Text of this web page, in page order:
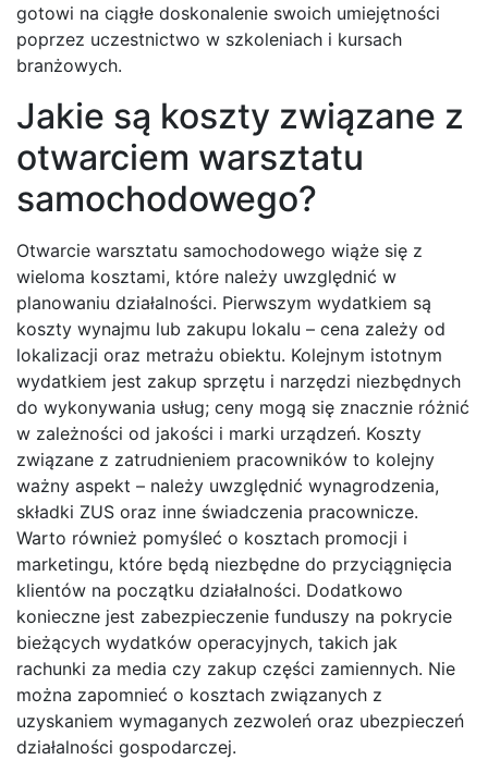
gotowi na ciągłe doskonalenie swoich umiejętności
poprzez uczestnictwo w szkoleniach i kursach
branżowych.
Jakie są koszty związane z
otwarciem warsztatu
samochodowego?
Otwarcie warsztatu samochodowego wiąże się z
wieloma kosztami, które należy uwzględnić w
planowaniu działalności. Pierwszym wydatkiem są
koszty wynajmu lub zakupu lokalu – cena zależy od
lokalizacji oraz metrażu obiektu. Kolejnym istotnym
wydatkiem jest zakup sprzętu i narzędzi niezbędnych
do wykonywania usług; ceny mogą się znacznie różnić
w zależności od jakości i marki urządzeń. Koszty
związane z zatrudnieniem pracowników to kolejny
ważny aspekt – należy uwzględnić wynagrodzenia,
składki ZUS oraz inne świadczenia pracownicze.
Warto również pomyśleć o kosztach promocji i
marketingu, które będą niezbędne do przyciągnięcia
klientów na początku działalności. Dodatkowo
konieczne jest zabezpieczenie funduszy na pokrycie
bieżących wydatków operacyjnych, takich jak
rachunki za media czy zakup części zamiennych. Nie
można zapomnieć o kosztach związanych z
uzyskaniem wymaganych zezwoleń oraz ubezpieczeń
działalności gospodarczej.